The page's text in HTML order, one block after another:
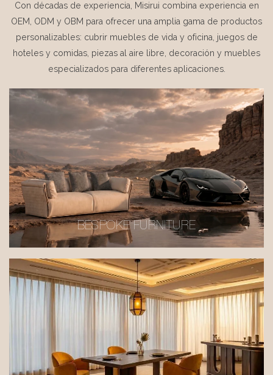
Con décadas de experiencia, Misirui combina experiencia en
OEM, ODM y OBM para ofrecer una amplia gama de productos
personalizables: cubrir muebles de vida y oficina, juegos de
hoteles y comidas, piezas al aire libre, decoración y muebles
especializados para diferentes aplicaciones.
BESPOKE FURNITURE